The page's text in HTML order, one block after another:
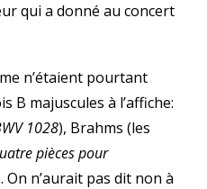
qui a donné au concert
n’étaient pourtant
B majuscules à l’affiche:
1028), Brahms (les
pièces pour
On n’aurait pas dit non à